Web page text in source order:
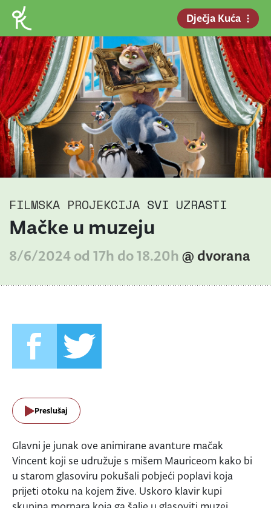
Dječja Kuća
FILMSKA PROJEKCIJA SVI UZRASTI
Mačke u muzeju
8/6/2024 od 17h do 18.20h @ dvorana
Preslušaj
Glavni je junak ove animirane avanture mačak
Vincent koji se udružuje s mišem Mauriceom kako bi
u starom glasoviru pokušali pobjeći poplavi koja
prijeti otoku na kojem žive. Uskoro klavir kupi